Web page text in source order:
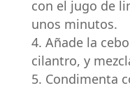
con el jugo de
unos minutos.
Añade la
cilantro, y
Condimenta